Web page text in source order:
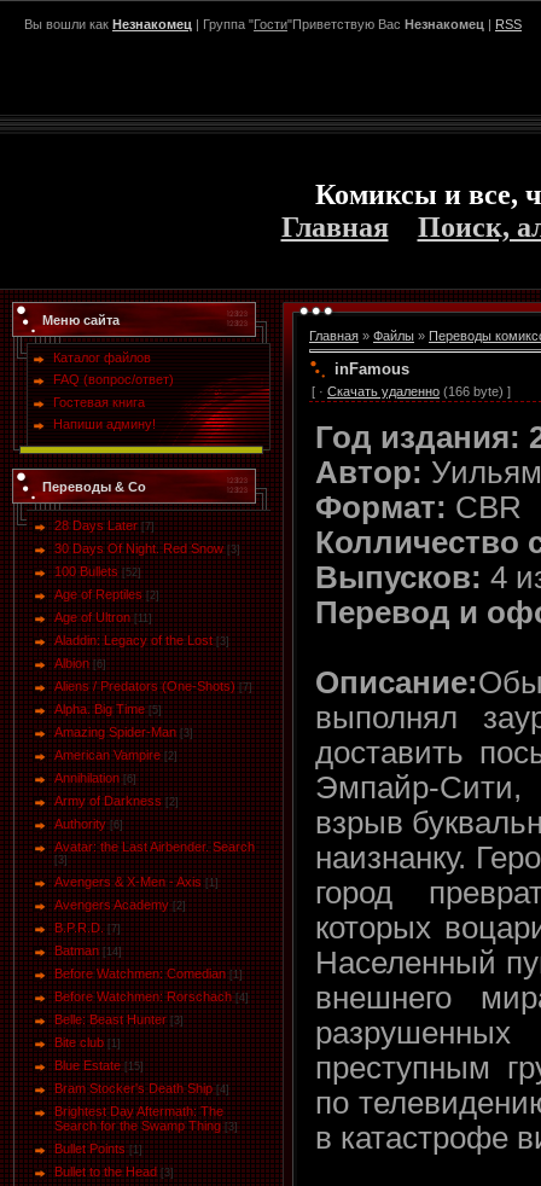
Вы вошли как Незнакомец | Группа "Гости"Приветствую Вас Незнакомец | RSS
Комиксы и все,
Главная
Поиск,
Меню сайта
Каталог файлов
FAQ (вопрос/ответ)
Гостевая книга
Напиши админу!
Переводы & Co
28 Days Later [7]
30 Days Of Night. Red Snow [3]
100 Bullets [52]
Age of Reptiles [2]
Age of Ultron [11]
Aladdin: Legacy of the Lost [3]
Albion [6]
Aliens / Predators (One-Shots) [7]
Alpha. Big Time [5]
Amazing Spider-Man [3]
American Vampire [2]
Annihilation [6]
Army of Darkness [2]
Authority [6]
Avatar: the Last Airbender. Search
[3]
Avengers & X-Men - Axis [1]
Avengers Academy [2]
B.P.R.D. [7]
Batman [14]
Before Watchmen: Comedian [1]
Before Watchmen: Rorschach [4]
Belle: Beast Hunter [3]
Bite club [1]
Blue Estate [15]
Bram Stocker's Death Ship [4]
Brightest Day Aftermath: The
Search for the Swamp Thing [3]
Bullet Points [1]
Bullet to the Head [3]
Главная » Файлы » Переводы
inFamous
[ · Скачать удаленно (166 byte) ]
Год издания:
Автор:
Формат: CBR
Колличество
Выпусков: 4
Перевод и
Описание:
выполнял
доставить
Эмпайр-
взрыв
наизнанку.
город
которых
Населенный
внешнего
преступным
по
в катастрофе